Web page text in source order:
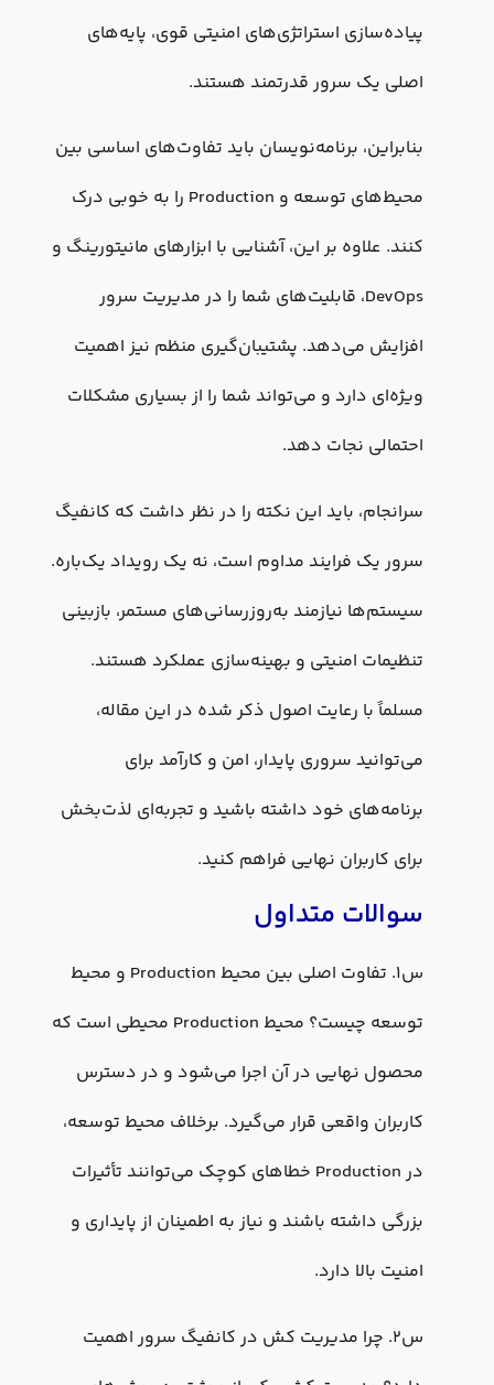
پیاده‌سازی استراتژی‌های امنیتی قوی، پایه‌های
اصلی یک سرور قدرتمند هستند.
بنابراین، برنامه‌نویسان باید تفاوت‌های اساسی بین
محیط‌های توسعه و Production را به خوبی درک
کنند. علاوه بر این، آشنایی با ابزارهای مانیتورینگ و
DevOps، قابلیت‌های شما را در مدیریت سرور
افزایش می‌دهد. پشتیبان‌گیری منظم نیز اهمیت
ویژه‌ای دارد و می‌تواند شما را از بسیاری مشکلات
احتمالی نجات دهد.
سرانجام، باید این نکته را در نظر داشت که کانفیگ
سرور یک فرایند مداوم است، نه یک رویداد یک‌باره.
سیستم‌ها نیازمند به‌روزرسانی‌های مستمر، بازبینی
تنظیمات امنیتی و بهینه‌سازی عملکرد هستند.
مسلماً با رعایت اصول ذکر شده در این مقاله،
می‌توانید سروری پایدار، امن و کارآمد برای
برنامه‌های خود داشته باشید و تجربه‌ای لذت‌بخش
برای کاربران نهایی فراهم کنید.
سوالات متداول
س1. تفاوت اصلی بین محیط Production و محیط
توسعه چیست؟ محیط Production محیطی است که
محصول نهایی در آن اجرا می‌شود و در دسترس
کاربران واقعی قرار می‌گیرد. برخلاف محیط توسعه،
در Production خطاهای کوچک می‌توانند تأثیرات
بزرگی داشته باشند و نیاز به اطمینان از پایداری و
امنیت بالا دارد.
س۲. چرا مدیریت کش در کانفیگ سرور اهمیت